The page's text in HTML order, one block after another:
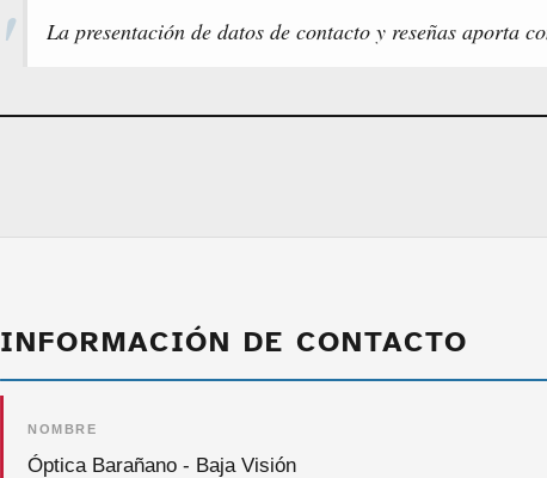
La presentación de datos de contacto y reseñas aporta
INFORMACIÓN DE CONTACTO
NOMBRE
Óptica Barañano - Baja Visión